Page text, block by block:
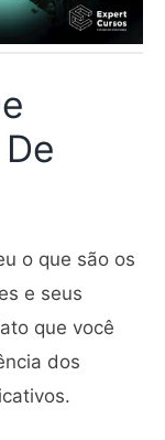
o que são os
e seus
que você
dos